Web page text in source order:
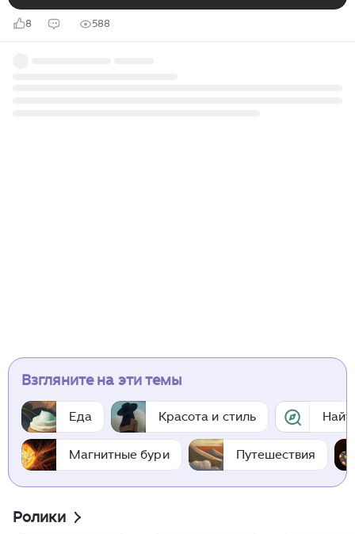
8 588
Взгляните на эти темы
Еда Красота и стиль
Магнитные бури Путешествия
Ролики